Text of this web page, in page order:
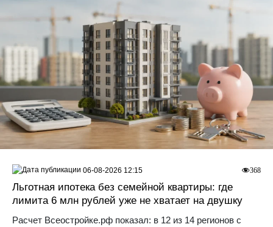
Льготная ипотека без семейной квартиры: где
лимита 6 млн рублей уже не хватает на двушку
Расчет Всеостройке.рф показал: в 12 из 14 регионов с
368
06-08-2026 12:15